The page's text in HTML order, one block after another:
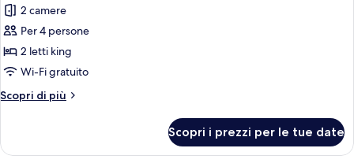
per
Villa
Presidenziale
2 camere
Per 4 persone
2 letti king
Wi-Fi gratuito
Scopri di più
Altri
Presidenziale
Scopri i prezzi per le tue date